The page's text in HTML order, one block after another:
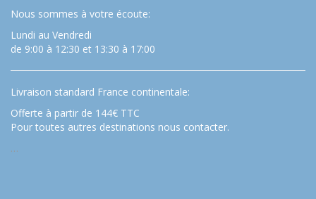
Nous sommes à votre écoute:
Lundi au Vendredi
de 9:00 à 12:30 et 13:30 à 17:00
Livraison standard France continentale:
Offerte à partir de 144€ TTC
Pour toutes autres destinations nous contacter.
…